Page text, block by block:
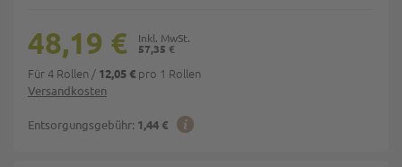
Versandkosten
Entsorgungsgebühr: 1,44 €
57,35 €
48,19 €
Für 4 Rollen / 12,05 € pro 1 Rollen